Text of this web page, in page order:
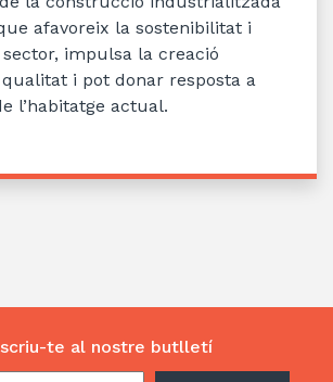
afavoreix la sostenibilitat i
sector, impulsa la creació
qualitat i pot donar resposta a
l’habitatge actual.
te al nostre butlletí